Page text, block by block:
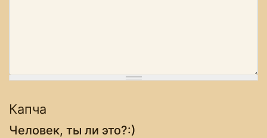
Капча
Человек, ты ли это?:)